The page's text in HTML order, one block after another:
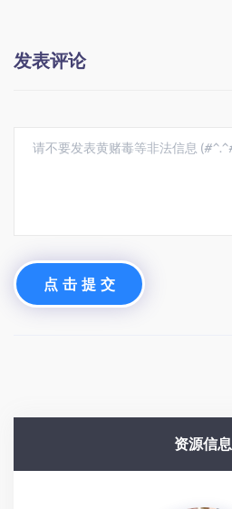
发表评论
点 击 提 交
资源信息